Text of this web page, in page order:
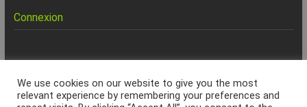
Connexion
Marseille
We use cookies on our website to give you the most
relevant experience by remembering your preferences and